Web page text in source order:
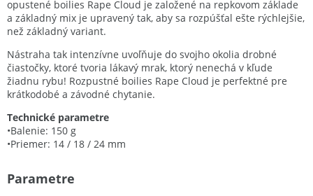
opustené boilies Rape Cloud je založené na repkovom základe
a základný mix je upravený tak, aby sa rozpúšťal ešte rýchlejšie,
než základný variant.
Nástraha tak intenzívne uvoľňuje do svojho okolia drobné
čiastočky, ktoré tvoria lákavý mrak, ktorý nenechá v kľude
žiadnu rybu! Rozpustné boilies Rape Cloud je perfektné pre
krátkodobé a závodné chytanie.
Technické parametre
•Balenie: 150 g
•Priemer: 14 / 18 / 24 mm
Parametre